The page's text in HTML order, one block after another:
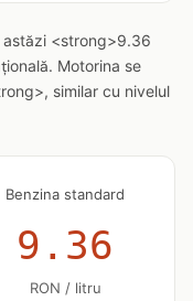
<strong>9.36
Motorina se
similar cu nivelul
Benzina standard
9.36
RON / litru